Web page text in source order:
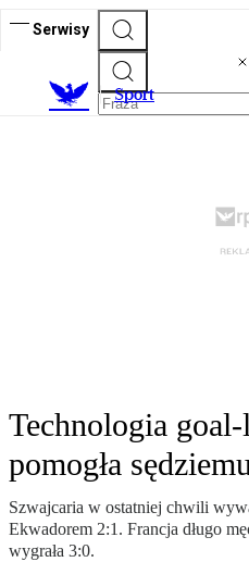
Serwisy
Sport
Technologia
pomogła sędziemu
Szwajcaria w ostatniej chwili
Ekwadorem 2:1. Francja długo
wygrała 3:0.